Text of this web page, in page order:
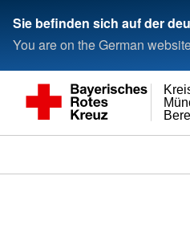
Sie befinden sich auf der
You are on the German